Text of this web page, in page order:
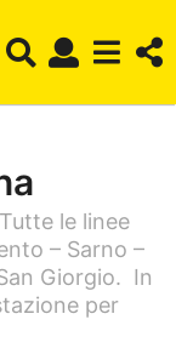
le linee
– Sarno –
Giorgio. In
per